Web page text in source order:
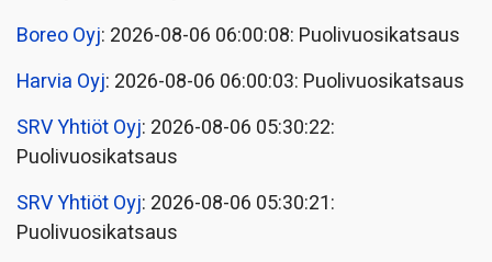
Boreo Oyj: 2026-08-06 06:00:08: Puolivuosikatsaus
Harvia Oyj: 2026-08-06 06:00:03: Puolivuosikatsaus
SRV Yhtiöt Oyj: 2026-08-06 05:30:22:
Puolivuosikatsaus
SRV Yhtiöt Oyj: 2026-08-06 05:30:21:
Puolivuosikatsaus